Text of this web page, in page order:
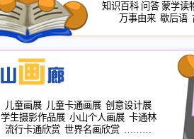
知识百科 问答 蒙学读
万事由来 歇后语
儿童画展 儿童卡通画展 创意设计展
学生摄影作品展 小山个人画展 卡通林
流行卡通欣赏 世界名画欣赏 ………